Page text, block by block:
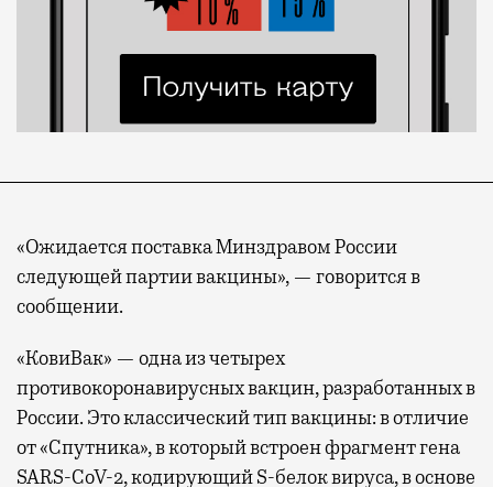
«Ожидается поставка Минздравом России
следующей партии вакцины», — говорится в
сообщении.
«КовиВак» — одна из четырех
противокоронавирусных вакцин, разработанных в
России. Это классический тип вакцины: в отличие
от «Спутника», в который встроен фрагмент гена
SARS-CoV-2, кодирующий S-белок вируса, в основе